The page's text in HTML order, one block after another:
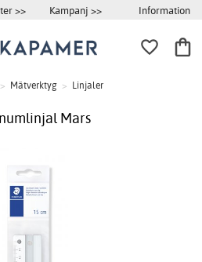
>> Kampanj >> Information
> Mätverktyg > Linjaler
Mars